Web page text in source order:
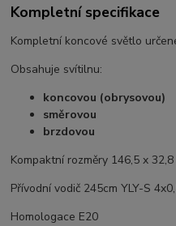
Kompletní specifikace
Kompletní koncové světlo
Obsahuje svítilnu:
koncovou (obrysovou)
směrovou
brzdovou
Kompaktní rozměry 146,5 x 32,8
Přívodní vodič 245cm YLY-S
Homologace E20